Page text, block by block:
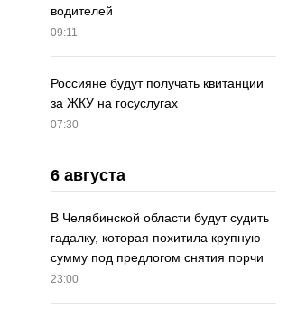
водителей
09:11
Россияне будут получать квитанции
за ЖКУ на госуслугах
07:30
6 августа
В Челябинской области будут судить
гадалку, которая похитила крупную
сумму под предлогом снятия порчи
23:00